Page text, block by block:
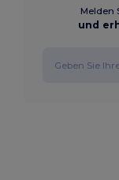
Melden
und